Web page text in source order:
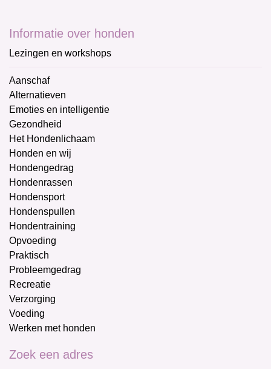
Informatie over honden
Lezingen en workshops
Aanschaf
Alternatieven
Emoties en intelligentie
Gezondheid
Het Hondenlichaam
Honden en wij
Hondengedrag
Hondenrassen
Hondensport
Hondenspullen
Hondentraining
Opvoeding
Praktisch
Probleemgedrag
Recreatie
Verzorging
Voeding
Werken met honden
Zoek een adres